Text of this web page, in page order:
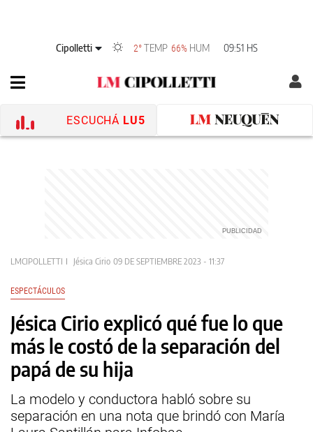
Cipolletti 2° TEMP 66% HUM 09:51 HS
ESCUCHÁ LU5
LMCIPOLLETTI Jésica Cirio 09 DE SEPTIEMBRE 2023 - 11:37
ESPECTÁCULOS
Jésica Cirio explicó qué fue lo que
más le costó de la separación del
papá de su hija
La modelo y conductora habló sobre su
separación en una nota que brindó con María